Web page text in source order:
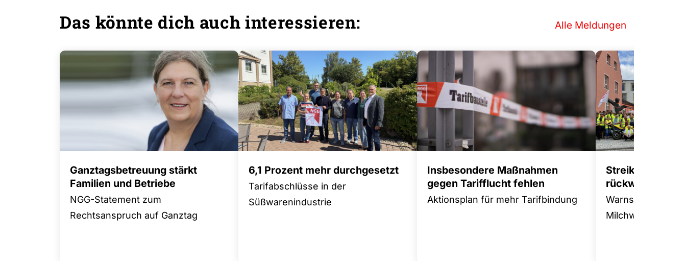
Das könnte dich auch interessieren: Alle Meldungen
Ganztagsbetreuung stärkt
Familien und Betriebe
NGG-Statement zum
Rechtsanspruch auf Ganztag
6,1 Prozent mehr durchgesetzt
Tarifabschlüsse in der
Süßwarenindustrie
Insbesondere Maßnahmen
gegen Tarifflucht fehlen
Aktionsplan für mehr Tarifbindung
Streikwelle
rückwärts
Warnstreik in der
Milchwirtschaft